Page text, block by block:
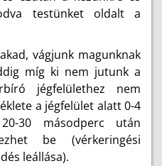
testünket oldalt a
vágjunk magunknak
míg ki nem jutunk a
jégfelülethez nem
a jégfelület alatt 0-4
30 másodperc után
be (vérkeringési
leállása).